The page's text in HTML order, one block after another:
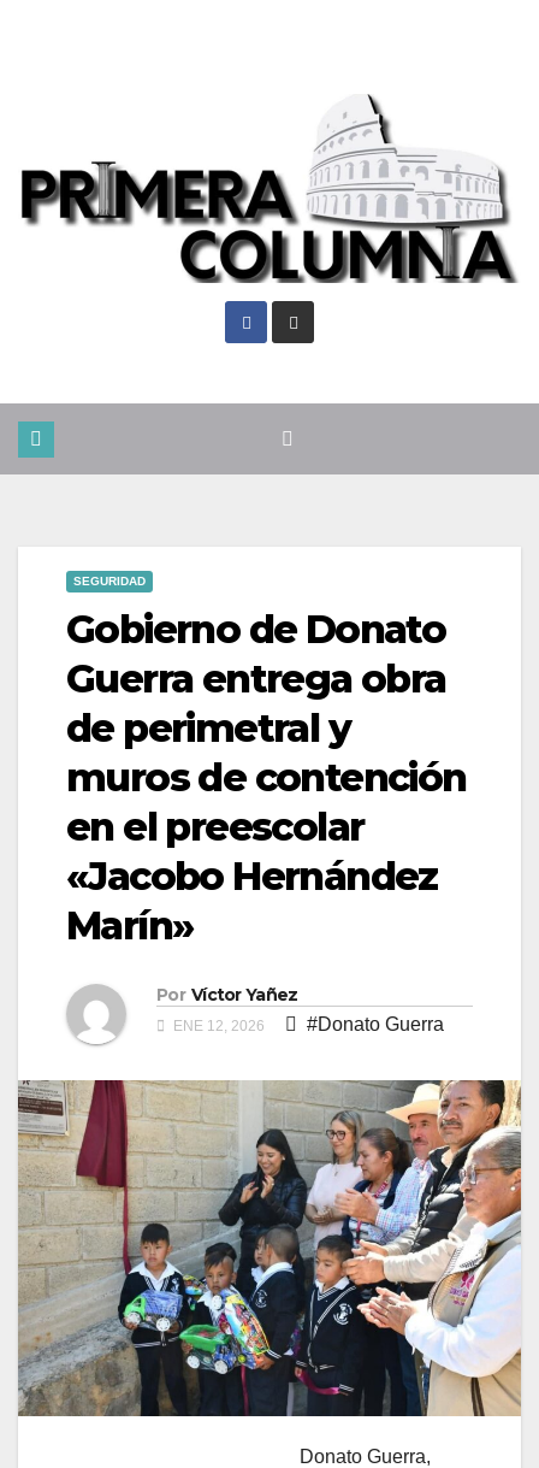
SEGURIDAD
Gobierno de Donato
Guerra entrega obra
de perimetral y
muros de contención
en el preescolar
«Jacobo Hernández
Marín»
Por Víctor Yañez
ENE 12, 2026 #Donato Guerra
Donato Guerra,